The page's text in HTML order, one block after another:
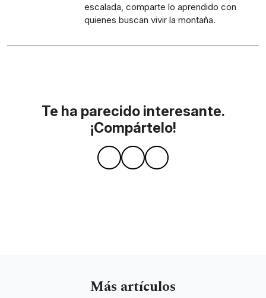
escalada, comparte lo aprendido con
quienes buscan vivir la montaña.
Te ha parecido interesante.
¡Compártelo!
Más artículos